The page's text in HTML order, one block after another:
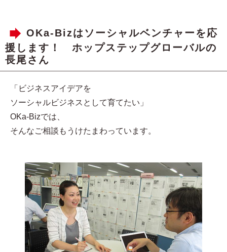
OKa-Bizはソーシャルベンチャーを応
援します！ ホップステップグローバルの
長尾さん
「ビジネスアイデアを
ソーシャルビジネスとして育てたい」
OKa-Bizでは、
そんなご相談もうけたまわっています。